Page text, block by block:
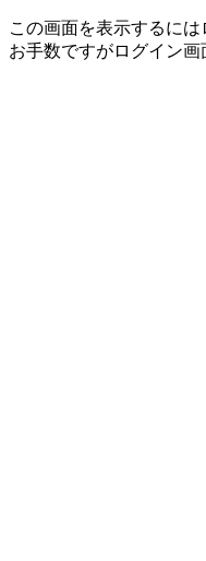
この画面を表示するには
お手数ですがログイン